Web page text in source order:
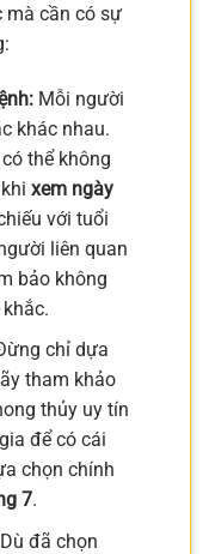
mà cần có sự
Mỗi người
khác nhau.
thể không
xem ngày
với tuổi
liên quan
bảo không
chỉ dựa
tham khảo
thủy uy tín
để có cái
chọn chính
7.
đã chọn